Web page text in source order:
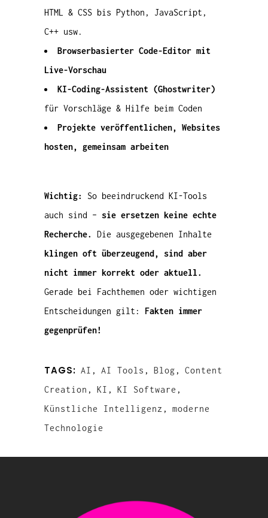
HTML & CSS bis Python, JavaScript,
C++ usw.
Browserbasierter Code-Editor mit
Live-Vorschau
KI-Coding-Assistent (Ghostwriter)
für Vorschläge & Hilfe beim Coden
Projekte veröffentlichen, Websites
hosten, gemeinsam arbeiten
Wichtig:
So beeindruckend KI-Tools
auch sind – sie ersetzen keine echte
Recherche.
Die ausgegebenen Inhalte
klingen oft überzeugend, sind aber
nicht immer korrekt oder aktuell.
Gerade bei Fachthemen oder wichtigen
Entscheidungen gilt:
Fakten immer
gegenprüfen!
TAGS: AI , AI Tools , Blog , Content
Creation , KI , KI Software ,
Künstliche Intelligenz , moderne
Technologie